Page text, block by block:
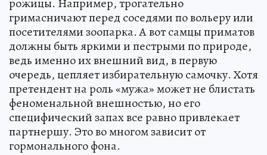
рожицы. Например, трогательно
гримасничают перед соседями по вольеру или
посетителями зоопарка. А вот самцы приматов
должны быть яркими и пестрыми по природе,
ведь именно их внешний вид, в первую
очередь, цепляет избирательную самочку. Хотя
претендент на роль «мужа» может не блистать
феноменальной внешностью, но его
специфический запах все равно привлекает
партнершу. Это во многом зависит от
гормонального фона.